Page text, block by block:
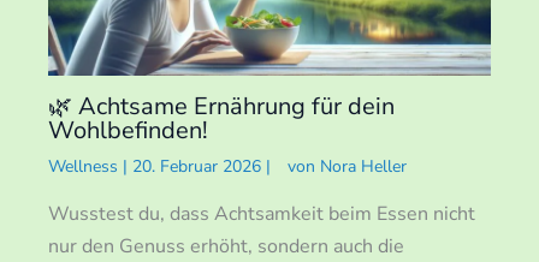
🌿 Achtsame Ernährung für dein
Wohlbefinden!
Wellness | 20. Februar 2026 | von Nora Heller
Wusstest du, dass Achtsamkeit beim Essen nicht
nur den Genuss erhöht, sondern auch die